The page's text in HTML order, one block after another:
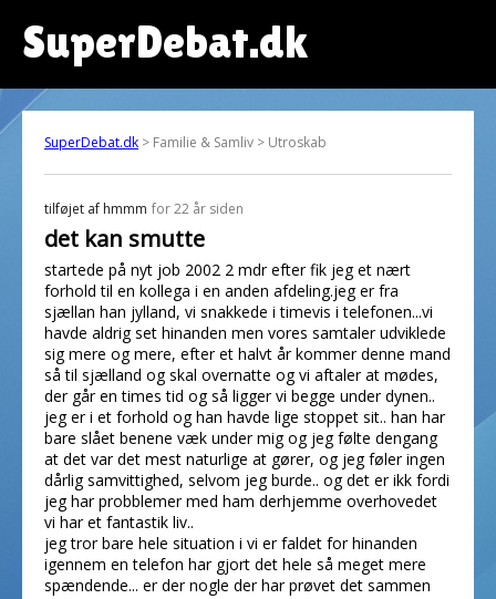
SuperDebat.dk
SuperDebat.dk > Familie & Samliv > Utroskab
tilføjet af hmmm for 22 år siden
det kan smutte
startede på nyt job 2002 2 mdr efter fik jeg et nært
forhold til en kollega i en anden afdeling.jeg er fra
sjællan han jylland, vi snakkede i timevis i telefonen...vi
havde aldrig set hinanden men vores samtaler udviklede
sig mere og mere, efter et halvt år kommer denne mand
så til sjælland og skal overnatte og vi aftaler at mødes,
der går en times tid og så ligger vi begge under dynen..
jeg er i et forhold og han havde lige stoppet sit.. han har
bare slået benene væk under mig og jeg følte dengang
at det var det mest naturlige at gører, og jeg føler ingen
dårlig samvittighed, selvom jeg burde.. og det er ikk fordi
jeg har probblemer med ham derhjemme overhovedet
vi har et fantastik liv..
jeg tror bare hele situation i vi er faldet for hinanden
igennem en telefon har gjort det hele så meget mere
spændende... er der nogle der har prøvet det sammen